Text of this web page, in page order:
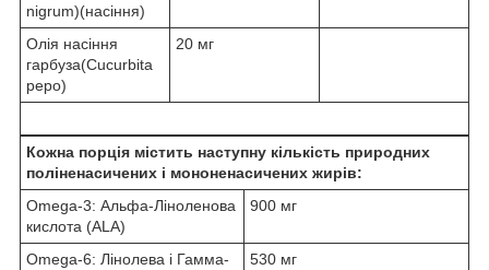
nigrum)(насіння)
Олія насіння
гарбуза(Cucurbita
pepo)
20 мг
Кожна порція містить наступну кількість природних
поліненасичених і мононенасичених жирів:
Omega-3: Альфа-Ліноленова
кислота (ALA)
900 мг
Omega-6: Лінолева і Гамма-
530 мг